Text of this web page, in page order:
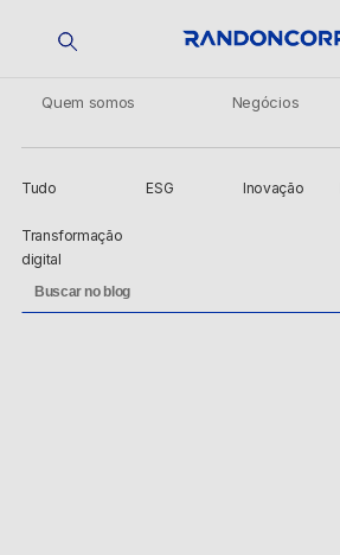
Quem somos Negócios
Tudo ESG Inovação
Transformação
digital